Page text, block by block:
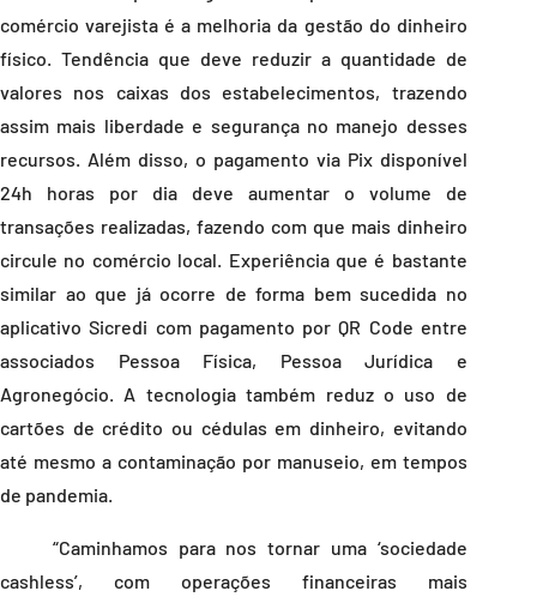
comércio varejista é a melhoria da gestão do dinheiro
físico. Tendência que deve reduzir a quantidade de
valores nos caixas dos estabelecimentos, trazendo
assim mais liberdade e segurança no manejo desses
recursos. Além disso, o pagamento via Pix disponível
24h horas por dia deve aumentar o volume de
transações realizadas, fazendo com que mais dinheiro
circule no comércio local. Experiência que é bastante
similar ao que já ocorre de forma bem sucedida no
aplicativo Sicredi com pagamento por QR Code entre
associados Pessoa Física, Pessoa Jurídica e
Agronegócio. A tecnologia também reduz o uso de
cartões de crédito ou cédulas em dinheiro, evitando
até mesmo a contaminação por manuseio, em tempos
de pandemia.
“Caminhamos para nos tornar uma ‘sociedade
cashless’, com operações financeiras mais